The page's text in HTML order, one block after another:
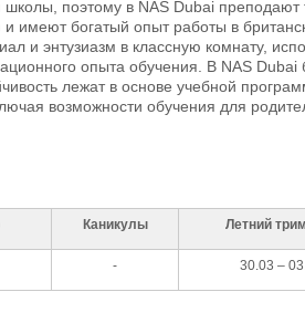
поэтому в NAS Dubai преподают
имеют богатый опыт работы в
и энтузиазм в классную комнату,
опыта обучения. В NAS Dubai
лежат в основе учебной
возможности обучения для
Каникулы Летний
- 30.03 –